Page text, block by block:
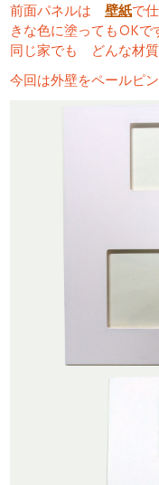
前面パネルは 壁紙で
きな色に塗ってもOKで
同じ家でも どんな材質
今回は外壁をペールピ